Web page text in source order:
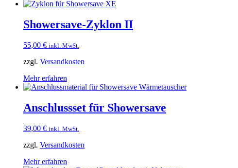
Showersave-Zyklon II
55,00 € inkl. MwSt.
zzgl. Versandkosten
Mehr erfahren
Anschlussset für Showersave
39,00 € inkl. MwSt.
zzgl. Versandkosten
Mehr erfahren